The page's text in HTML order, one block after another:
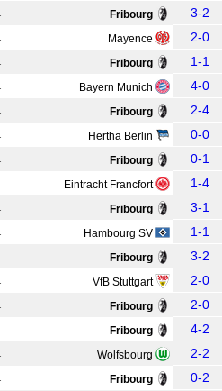
Fribourg 3-2
Mayence 2-0
Fribourg 1-1
Bayern Munich 4-0
Fribourg 2-4
Hertha Berlin 0-0
Fribourg 0-1
Eintracht Francfort 1-4
Fribourg 3-1
Hambourg SV 1-1
Fribourg 3-2
VfB Stuttgart 2-0
Fribourg 2-0
Fribourg 4-2
Wolfsbourg 2-2
Fribourg 0-2